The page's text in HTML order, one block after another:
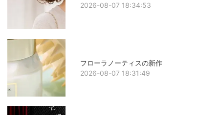
2026-08-07 18:34:53
フローラノーティスの新作
2026-08-07 18:31:49